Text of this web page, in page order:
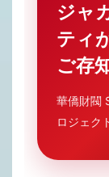
ジャ
ティ
ご存
華僑財閥
ロジェク